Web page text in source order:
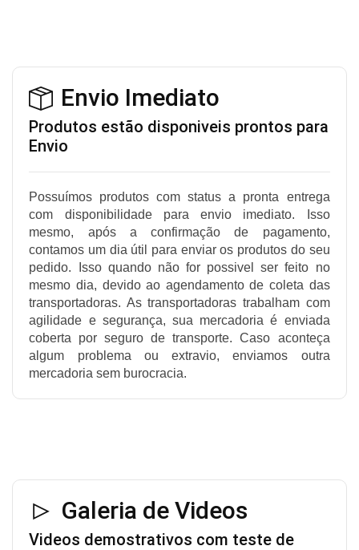
Envio Imediato
Produtos estão disponiveis prontos para
Envio
Possuímos produtos com status a pronta entrega
com disponibilidade para envio imediato. Isso
mesmo, após a confirmação de pagamento,
contamos um dia útil para enviar os produtos do seu
pedido. Isso quando não for possivel ser feito no
mesmo dia, devido ao agendamento de coleta das
transportadoras. As transportadoras trabalham com
agilidade e segurança, sua mercadoria é enviada
coberta por seguro de transporte. Caso aconteça
algum problema ou extravio, enviamos outra
mercadoria sem burocracia.
Galeria de Videos
Videos demostrativos com teste de